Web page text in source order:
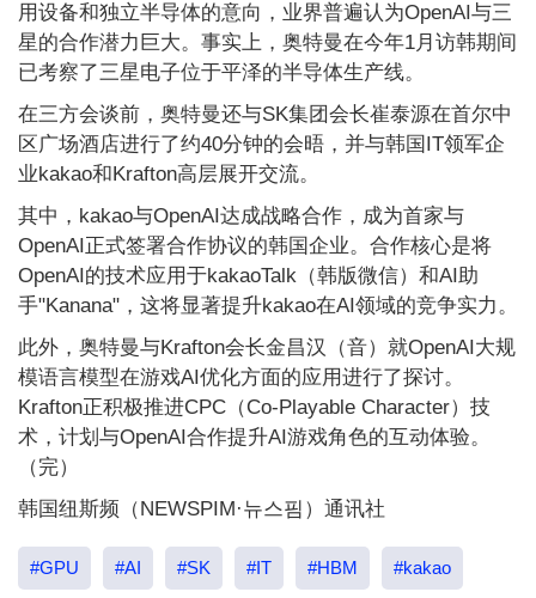
用设备和独立半导体的意向，业界普遍认为OpenAI与三
星的合作潜力巨大。事实上，奥特曼在今年1月访韩期间
已考察了三星电子位于平泽的半导体生产线。
在三方会谈前，奥特曼还与SK集团会长崔泰源在首尔中
区广场酒店进行了约40分钟的会晤，并与韩国IT领军企
业kakao和Krafton高层展开交流。
其中，kakao与OpenAI达成战略合作，成为首家与
OpenAI正式签署合作协议的韩国企业。合作核心是将
OpenAI的技术应用于kakaoTalk（韩版微信）和AI助
手"Kanana"，这将显著提升kakao在AI领域的竞争实力。
此外，奥特曼与Krafton会长金昌汉（音）就OpenAI大规
模语言模型在游戏AI优化方面的应用进行了探讨。
Krafton正积极推进CPC（Co-Playable Character）技
术，计划与OpenAI合作提升AI游戏角色的互动体验。
（完）
韩国纽斯频（NEWSPIM·뉴스핌）通讯社
#GPU #AI #SK #IT #HBM #kakao